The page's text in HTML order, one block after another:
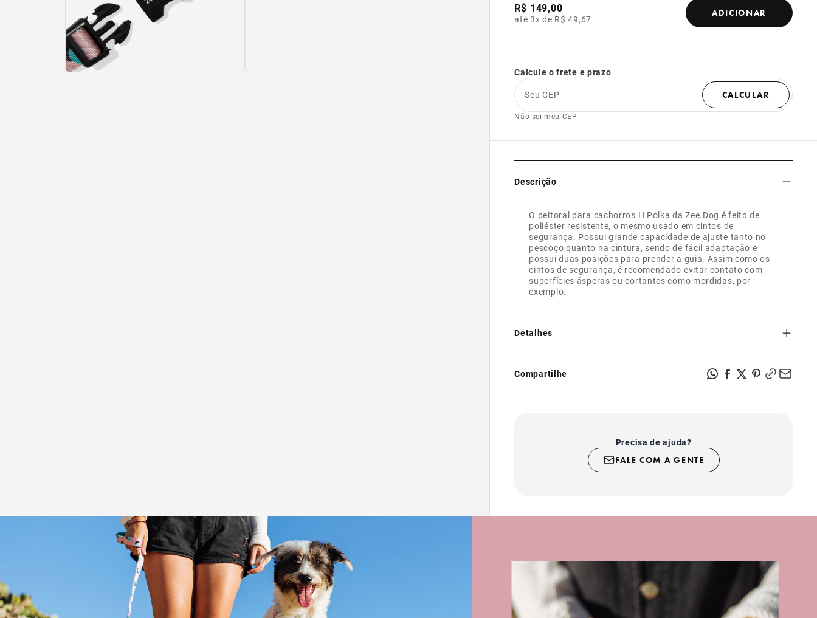
R$ 149,00
até 3x de R$ 49,67
ADICIONAR
Calcule o frete e prazo
Seu CEP
CALCULAR
Não sei meu CEP
Descrição
O peitoral para cachorros H Polka da Zee.Dog é feito de
poliéster resistente, o mesmo usado em cintos de
segurança. Possui grande capacidade de ajuste tanto no
pescoço quanto na cintura, sendo de fácil adaptação e
possui duas posições para prender a guia. Assim como os
cintos de segurança, é recomendado evitar contato com
superfícies ásperas ou cortantes como mordidas, por
exemplo.
Detalhes
cintos de segurança;
- Regulável no pescoço e na cintura;
- Possui dois pontos para prender a guia: na altura do pescoço ou
mordidas, por exemplo.
Compartilhe
Precisa de ajuda?
FALE COM A GENTE